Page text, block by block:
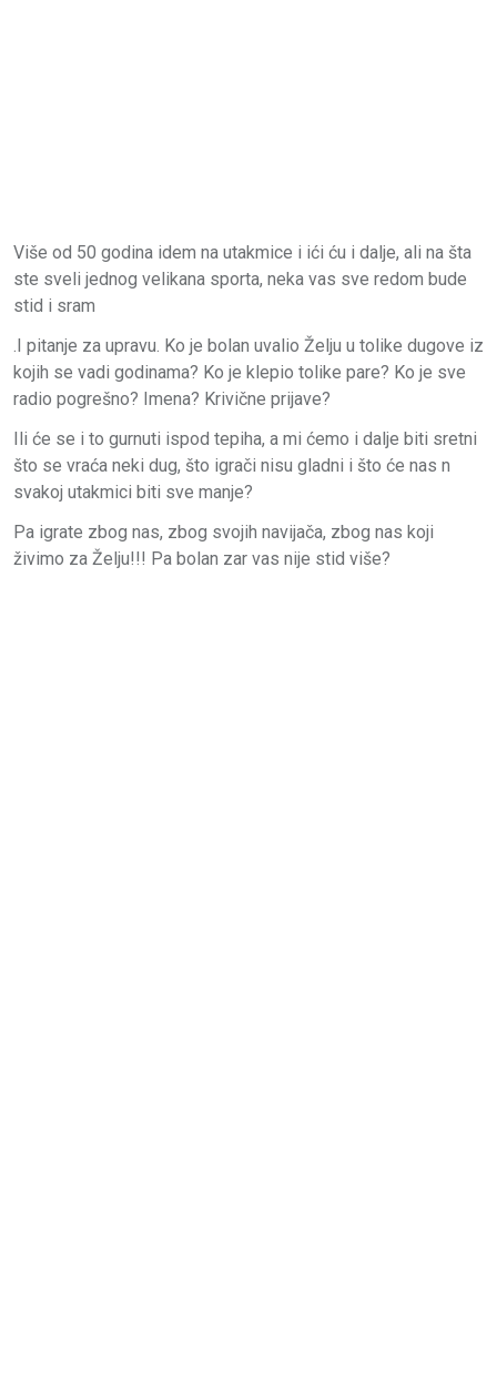
Više od 50 godina idem na utakmice i ići ću i dalje, ali na šta
ste sveli jednog velikana sporta, neka vas sve redom bude
stid i sram
.I pitanje za upravu. Ko je bolan uvalio Želju u tolike dugove iz
kojih se vadi godinama? Ko je klepio tolike pare? Ko je sve
radio pogrešno? Imena? Krivične prijave?
Ili će se i to gurnuti ispod tepiha, a mi ćemo i dalje biti sretni
što se vraća neki dug, što igrači nisu gladni i što će nas n
svakoj utakmici biti sve manje?
Pa igrate zbog nas, zbog svojih navijača, zbog nas koji
živimo za Želju!!! Pa bolan zar vas nije stid više?